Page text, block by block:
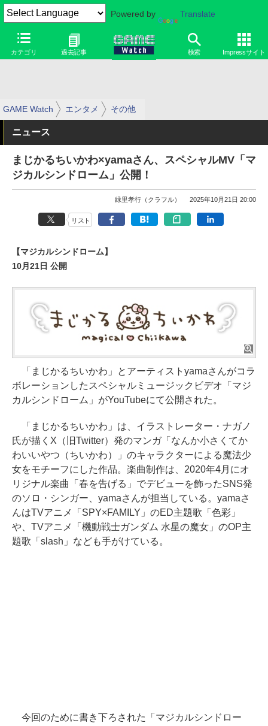
Powered by Translate
カテゴリ 過去記事 検索 Impressサイト
GAME Watch エンタメ その他
ニュース
まじかるちいかわ×yamaさん、スペシャルMV「マ
ジカルシンドローム」公開！
緑里孝行（クラフル） 2025年10月21日 20:00
リスト
【マジカルシンドローム】
10月21日 公開
「まじかるちいかわ」とアーティストyamaさんがコラ
ボレーションしたスペシャルミュージックビデオ「マジ
カルシンドローム」がYouTubeにて公開された。
「まじかるちいかわ」は、イラストレーター・ナガノ
氏が描くX（旧Twitter）発のマンガ「なんか小さくてか
わいいやつ（ちいかわ）」のキャラクターによる魔法少
女をモチーフにした作品。楽曲制作は、2020年4月にオ
リジナル楽曲「春を告げる」でデビューを飾ったSNS発
のソロ・シンガー、yamaさんが担当している。yamaさ
んはTVアニメ「SPY×FAMILY」のED主題歌「色彩」
や、TVアニメ「機動戦士ガンダム 水星の魔女」のOP主
題歌「slash」なども手がけている。
今回のために書き下ろされた「マジカルシンドロー